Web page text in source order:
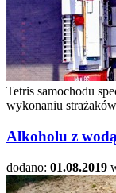
Tetris samochodu
wykonaniu
Alkoholu z wodą
dodano: 01.08.2019